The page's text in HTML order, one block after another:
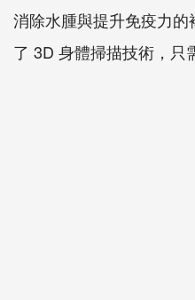
消除水腫與提升免疫力
了 3D 身體掃描技術，只